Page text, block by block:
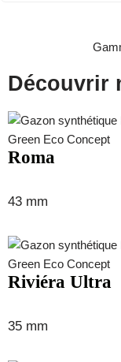
Découvrir
Roma
43 mm
Riviéra Ultra
35 mm